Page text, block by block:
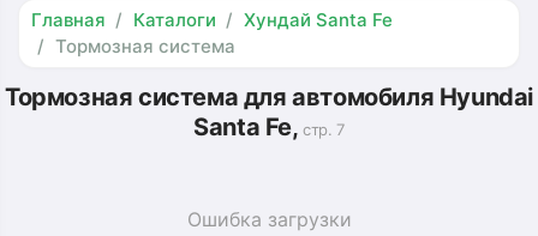
Главная Каталоги
Хундай Santa Fe
Тормозная система
Тормозная система для автомобиля Hyundai
Santa Fe,стр. 7
Ошибка загрузки